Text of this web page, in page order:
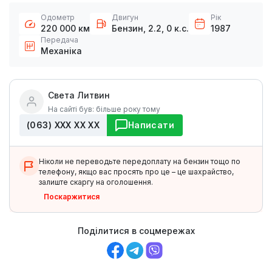
Одометр
220 000 км
Двигун
Бензин, 2.2, 0 к.с.
Рік
1987
Передача
Механіка
Света Литвин
На сайті був: більше року тому
(063) ХХХ ХХ ХХ Написати
Ніколи не переводьте передоплату на бензин тощо по
телефону, якщо вас просять про це – це шахрайство,
залиште скаргу на оголошення.
Поскаржитися
Поділитися в соцмережах